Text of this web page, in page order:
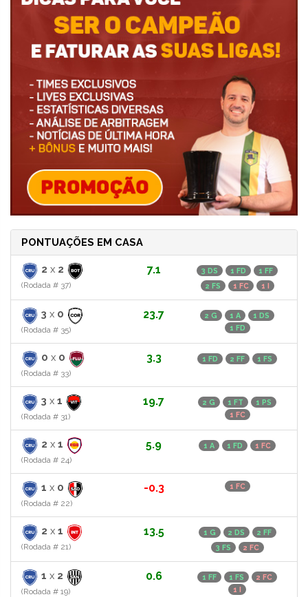
PONTUAÇÕES EM CASA
2 x 2
(Rodada # 37)
7.1 3 DS 1 FD
1 FF
2 FS
1 FC 1 I
3 x 0
(Rodada # 35)
23.7 2 G 1 A
1 DS
1 FD
0 x 0
(Rodada # 33)
3.3 1 FD 2 FF 1 FS
3 x 1
(Rodada # 31)
19.7 2 G 1 FT
1 PS
1 FC
2 x 1
(Rodada # 24)
5.9 1 A 1 FD 1 FC
1 x 0
(Rodada # 22)
-0.3 1 FC
2 x 1
(Rodada # 21)
13.5 1 G 2 DS
2 FF
3 FS
2 FC
1 x 2
(Rodada # 19)
0.6 1 FF 1 FS
2 FC
1 I